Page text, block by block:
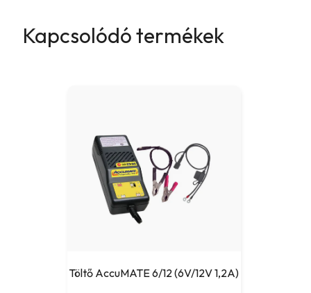
Kapcsolódó termékek
Töltő AccuMATE 6/12 (6V/12V 1,2A)